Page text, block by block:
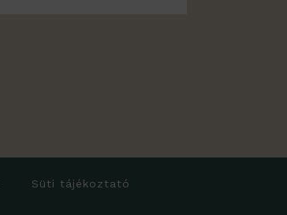
Süti tájékoztató